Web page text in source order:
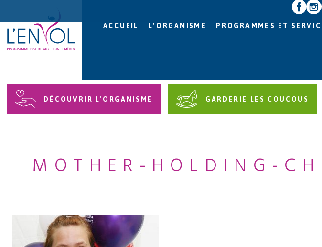
ACCUEIL L’ORGANISME PROGRAMMES ET
DÉCOUVRIR L'ORGANISME GARDERIE LES COUCOUS
MOTHER-HOLDING-